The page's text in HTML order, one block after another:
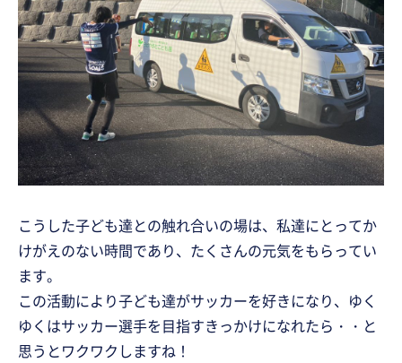
こうした子ども達との触れ合いの場は、私達にとってか
けがえのない時間であり、たくさんの元気をもらってい
ます。
この活動により子ども達がサッカーを好きになり、ゆく
ゆくはサッカー選手を目指すきっかけになれたら・・と
思うとワクワクしますね！